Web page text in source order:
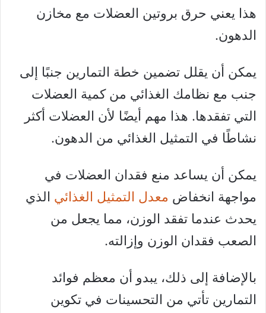
هذا يعني حرق بروتين العضلات مع مخازن
الدهون.
يمكن أن يقلل تضمين خطة التمارين جنبًا إلى
جنب مع نظامك الغذائي من كمية العضلات
التي تفقدها. هذا مهم أيضًا لأن العضلات أكثر
نشاطًا في التمثيل الغذائي من الدهون.
يمكن أن يساعد منع فقدان العضلات في
مواجهة انخفاض معدل التمثيل الغذائي الذي
يحدث عندما تفقد الوزن، مما يجعل من
الصعب فقدان الوزن وإزالته.
بالإضافة إلى ذلك، يبدو أن معظم فوائد
التمارين تأتي من التحسينات في تكوين